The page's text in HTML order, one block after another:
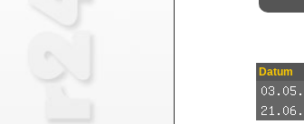
Datum